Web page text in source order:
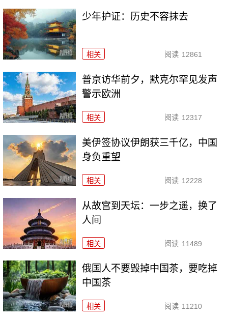
少年护证：历史不容抹去
相关 阅读 12861
普京访华前夕，默克尔罕见发声
警示欧洲
相关 阅读 12317
美伊签协议伊朗获三千亿，中国
身负重望
相关 阅读 12228
从故宫到天坛：一步之遥，换了
人间
相关 阅读 11489
俄国人不要毁掉中国茶，要吃掉
中国茶
相关 阅读 11210